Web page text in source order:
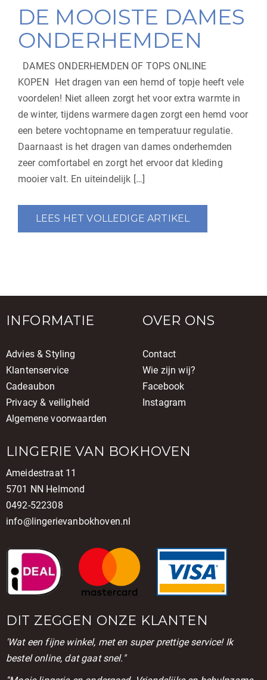
DE MOOISTE DAMES
ONDERHEMDEN
DAMES ONDERHEMDEN OF TOPS ONLINE
KOPEN Het dragen van een hemd of topje heeft vele
voordelen! Niet alleen zorgt het voor extra warmte in
de winter, tijdens warmere dagen zorgt een hemd voor
een betere vochtopname en temperatuur regulatie.
Daarnaast is het dragen van dames onderhemden
zeer comfortabel en zorgt het ervoor dat kleding
mooier valt. En uiteindelijk […]
LEES HET VOLLEDIGE ARTIKEL
INFORMATIE
Advies & Styling
Klantenservice
Cadeaubon
Privacy & veiligheid
Algemene voorwaarden
OVER ONS
Contact
Wie zijn wij?
Facebook
Instagram
LINGERIE VAN BOKHOVEN
Ameidestraat 11
5701 NN Helmond
0492-522308
info@lingerievanbokhoven.nl
DIT ZEGGEN ONZE KLANTEN
'Wat een fijne winkel, met en super prettige service! Ik
bestel online, dat gaat snel."